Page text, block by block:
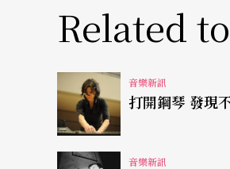
Related
音樂新訊
打開鋼
音樂新訊